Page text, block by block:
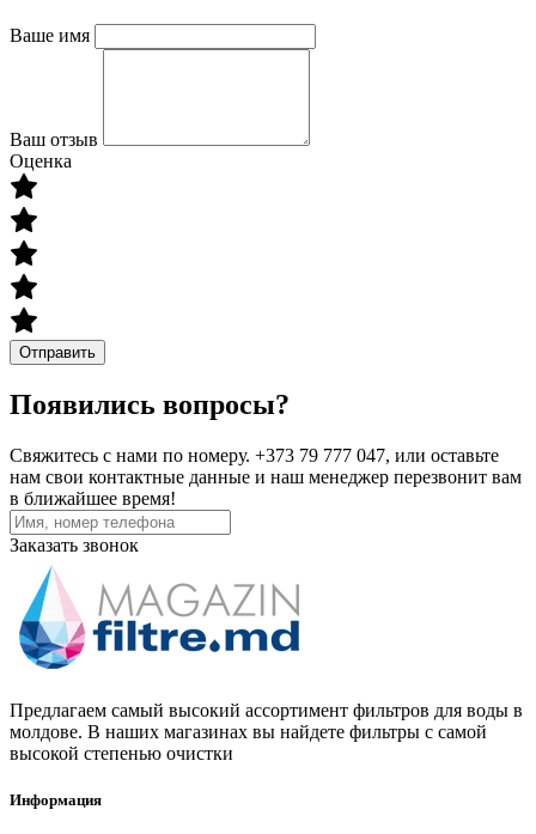
Ваше имя
Ваш отзыв
Оценка
Отправить
Появились вопросы?
Свяжитесь с нами по номеру. +373 79 777 047, или оставьте
нам свои контактные данные и наш менеджер перезвонит вам
в ближайшее время!
Заказать звонок
Предлагаем самый высокий ассортимент фильтров для воды в
молдове. В наших магазинах вы найдете фильтры с самой
высокой степенью очистки
Информация